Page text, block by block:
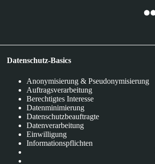
Datenschutz-Basics
Anonymisierung & Pseudonymisierung
Auftragsverarbeitung
Berechtigtes Interesse
Datenminimierung
Datenschutzbeauftragte
Datenverarbeitung
Einwilligung
Informationspflichten